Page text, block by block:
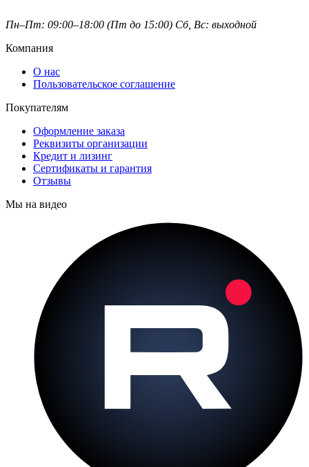
Пн–Пт: 09:00–18:00 (Пт до 15:00) Сб, Вс: выходной
Компания
О нас
Пользовательское соглашение
Покупателям
Оформление заказа
Реквизиты организации
Кредит и лизинг
Сертификаты и гарантия
Отзывы
Мы на видео